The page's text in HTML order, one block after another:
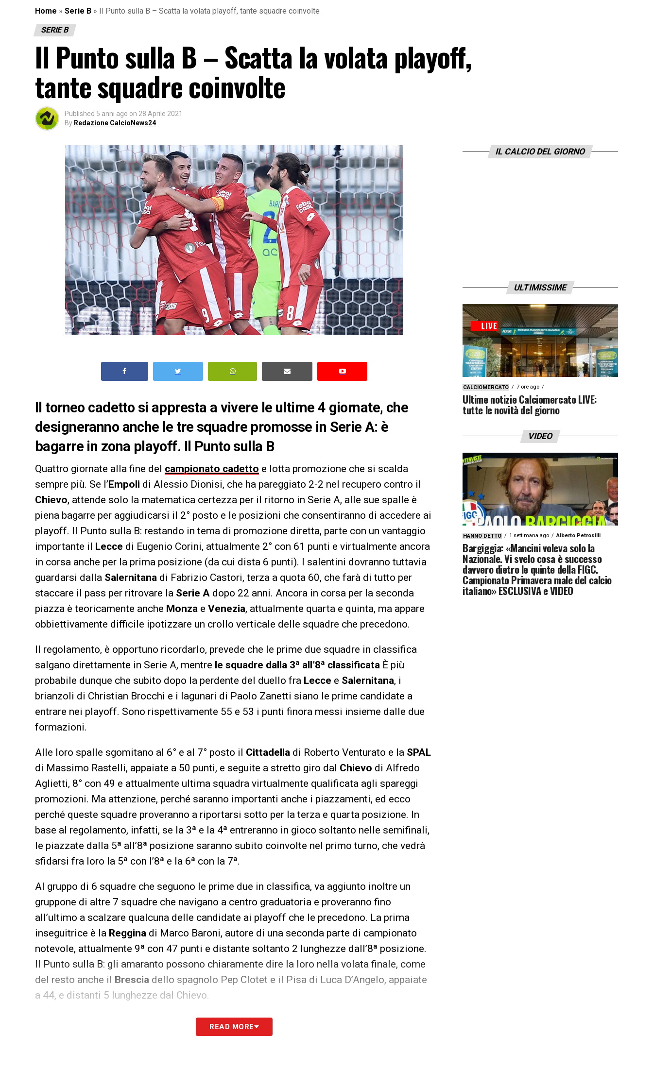
Home » Serie B » Il Punto sulla B – Scatta la volata playoff, tante squadre coinvolte
SERIE B
Il Punto sulla B – Scatta la volata playoff,
tante squadre coinvolte
Published 5 anni ago on 28 Aprile 2021
By Redazione CalcioNews24
Il torneo cadetto si appresta a vivere le ultime 4 giornate, che
designeranno anche le tre squadre promosse in Serie A: è
bagarre in zona playoff. Il Punto sulla B
Quattro giornate alla fine del campionato cadetto e lotta promozione che si scalda
sempre più. Se l’Empoli di Alessio Dionisi, che ha pareggiato 2-2 nel recupero contro il
Chievo, attende solo la matematica certezza per il ritorno in Serie A, alle sue spalle è
piena bagarre per aggiudicarsi il 2° posto e le posizioni che consentiranno di accedere ai
playoff. Il Punto sulla B: restando in tema di promozione diretta, parte con un vantaggio
importante il Lecce di Eugenio Corini, attualmente 2° con 61 punti e virtualmente ancora
in corsa anche per la prima posizione (da cui dista 6 punti). I salentini dovranno tuttavia
guardarsi dalla Salernitana di Fabrizio Castori, terza a quota 60, che farà di tutto per
staccare il pass per ritrovare la Serie A dopo 22 anni. Ancora in corsa per la seconda
piazza è teoricamente anche Monza e Venezia, attualmente quarta e quinta, ma appare
obbiettivamente difficile ipotizzare un crollo verticale delle squadre che precedono.
Il regolamento, è opportuno ricordarlo, prevede che le prime due squadre in classifica
salgano direttamente in Serie A, mentre le squadre dalla 3ª all’8ª classificata È più
probabile dunque che subito dopo la perdente del duello fra Lecce e Salernitana, i
brianzoli di Christian Brocchi e i lagunari di Paolo Zanetti siano le prime candidate a
entrare nei playoff. Sono rispettivamente 55 e 53 i punti finora messi insieme dalle due
formazioni.
Alle loro spalle sgomitano al 6° e al 7° posto il Cittadella di Roberto Venturato e la SPAL
di Massimo Rastelli, appaiate a 50 punti, e seguite a stretto giro dal Chievo di Alfredo
Aglietti, 8° con 49 e attualmente ultima squadra virtualmente qualificata agli spareggi
promozioni. Ma attenzione, perché saranno importanti anche i piazzamenti, ed ecco
perché queste squadre proveranno a riportarsi sotto per la terza e quarta posizione. In
base al regolamento, infatti, se la 3ª e la 4ª entreranno in gioco soltanto nelle semifinali,
le piazzate dalla 5ª all’8ª posizione saranno subito coinvolte nel primo turno, che vedrà
sfidarsi fra loro la 5ª con l’8ª e la 6ª con la 7ª.
Al gruppo di 6 squadre che seguono le prime due in classifica, va aggiunto inoltre un
gruppone di altre 7 squadre che navigano a centro graduatoria e proveranno fino
all’ultimo a scalzare qualcuna delle candidate ai playoff che le precedono. La prima
inseguitrice è la Reggina di Marco Baroni, autore di una seconda parte di campionato
notevole, attualmente 9ª con 47 punti e distante soltanto 2 lunghezze dall’8ª posizione.
Il Punto sulla B: gli amaranto possono chiaramente dire la loro nella volata finale, come
del resto anche il Brescia dello spagnolo Pep Clotet e il Pisa di Luca D’Angelo, appaiate
a 44, e distanti 5 lunghezze dal Chievo.
Più difficile, ma non impossibile, una rimonta diCremonese
(13ª e 14ª con 41) e delFrosinone
READ MORE
IL CALCIO DEL GIORNO
ULTIMISSIME
CALCIOMERCATO 7 ore ago
Ultime notizie Calciomercato LIVE:
tutte le novità del giorno
VIDEO
HANNO DETTO 1 settimana ago Alberto Petrosilli
Bargiggia: «Mancini voleva solo la
Nazionale. Vi svelo cosa è successo
davvero dietro le quinte della FIGC.
Campionato Primavera male del calcio
italiano» ESCLUSIVA e VIDEO